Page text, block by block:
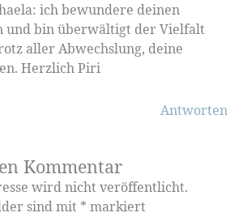
ich bewundere deinen
und bin überwältigt der Vielfalt
aller Abwechslung, deine
Herzlich Piri
Antworten
Kommentar
wird nicht veröffentlicht.
sind mit * markiert